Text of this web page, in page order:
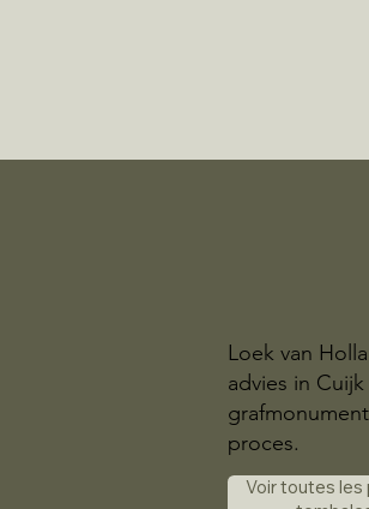
Loek van
advies in
proces.
Voir toutes les